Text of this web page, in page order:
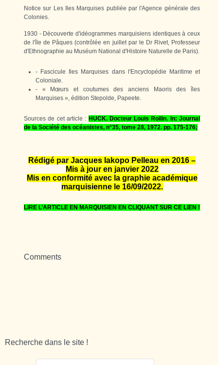
Notice sur Les Iles Marquises publiée par l'Agence générale des
Colonies.
1930 - Découverte d'idéogrammes marquisiens identiques à ceux
de l'île de Pâques (contrôlée en juillet par le Dr Rivet, Professeur
d'Ethnographie au Muséum National d'Histoire Naturelle de Paris).
- Fascicule Iles Marquises dans l'Encyclopédie Maritime et
Coloniale.
- « Mœurs et coutumes des anciens Maoris des îles
Marquises », édition Stepolde, Papeete.
Sources de cet article : HUCK. Docteur Louis Rollin. In: Journal
de la Société des océanistes, n°35, tome 28, 1972. pp. 175-176;
Rédigé par Jacques Iakopo Pelleau en 2016 –
Mis à jour en janvier 2022
Mis en conformité avec la graphie académique
marquisienne le 16/09/2022.
LIRE L’ARTICLE EN MARQUISIEN EN CLIQUANT SUR CE LIEN !
Comments
Recherche dans le site !